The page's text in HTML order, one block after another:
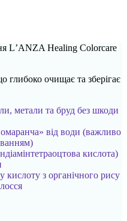
LʼANZA Healing Colorcare
очищає та зберігає
метали та бруд без шкоди
від води (важливо
кислота)
кислоту з органічного рису